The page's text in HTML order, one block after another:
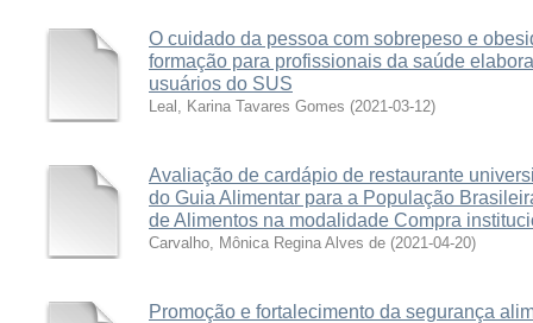
O cuidado da pessoa com sobrepeso e
formação para profissionais da saúde
usuários do SUS
Leal, Karina Tavares Gomes (2021-03-12)
Avaliação de cardápio de restaurante
do Guia Alimentar para a População
de Alimentos na modalidade Compra
Carvalho, Mônica Regina Alves de (2021-04-20)
Promoção e fortalecimento da segurança